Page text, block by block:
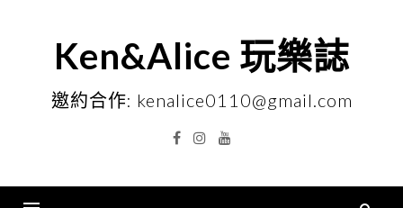
Ken&Alice 玩樂誌
邀約合作: kenalice0110@gmail.com
FacebookInstagramYouTube